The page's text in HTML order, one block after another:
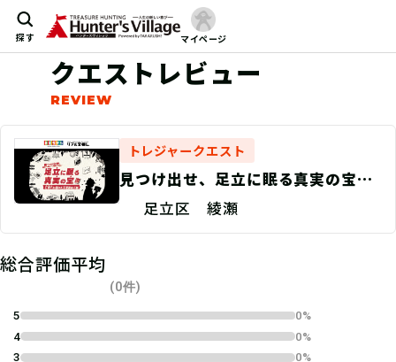
探す マイページ
クエストレビュー
トレジャークエスト
見つけ出せ、足立に眠る真実の宝
石塚千に届いた不思議な手紙 綾瀬
足立区 綾瀬
総合評価平均
(0件)
5
0%
4
0%
3
0%